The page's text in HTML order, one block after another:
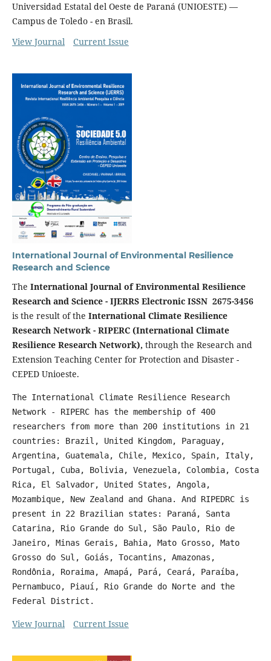
Universidad Estatal del Oeste de Paraná (UNIOESTE) —
Campus de Toledo - en Brasil.
View Journal
Current Issue
International Journal of Environmental Resilience
Research and Science
The International Journal of Environmental Resilience
Research and Science - IJERRS Electronic ISSN 2675-3456
is the result of the International Climate Resilience
Research Network - RIPERC (International Climate
Resilience Research Network), through the Research and
Extension Teaching Center for Protection and Disaster -
CEPED Unioeste.
The International Climate Resilience Research
Network - RIPERC has the membership of 400
researchers from more than 200 institutions in 21
countries: Brazil, United Kingdom, Paraguay,
Argentina, Guatemala, Chile, Mexico, Spain, Italy,
Portugal, Cuba, Bolivia, Venezuela, Colombia, Costa
Rica, El Salvador, United States, Angola,
Mozambique, New Zealand and Ghana. And RIPEDRC is
present in 22 Brazilian states: Paraná, Santa
Catarina, Rio Grande do Sul, São Paulo, Rio de
Janeiro, Minas Gerais, Bahia, Mato Grosso, Mato
Grosso do Sul, Goiás, Tocantins, Amazonas,
Rondônia, Roraima, Amapá, Pará, Ceará, Paraíba,
Pernambuco, Piauí, Rio Grande do Norte and the
Federal District.
View Journal Current Issue